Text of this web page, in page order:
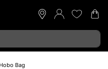
Hobo Bag